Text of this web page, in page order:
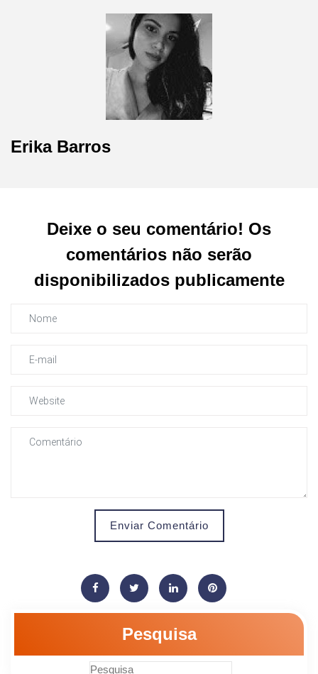
Erika Barros
Deixe o seu comentário! Os
comentários não serão
disponibilizados publicamente
Enviar Comentário
Pesquisa